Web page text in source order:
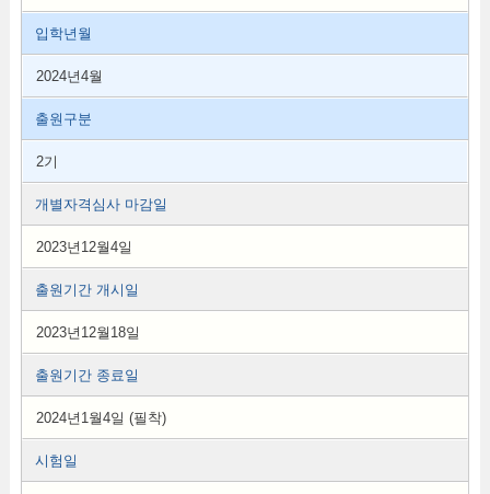
입학년월
2024년4월
출원구분
2기
개별자격심사 마감일
2023년12월4일
출원기간 개시일
2023년12월18일
출원기간 종료일
2024년1월4일 (필착)
시험일